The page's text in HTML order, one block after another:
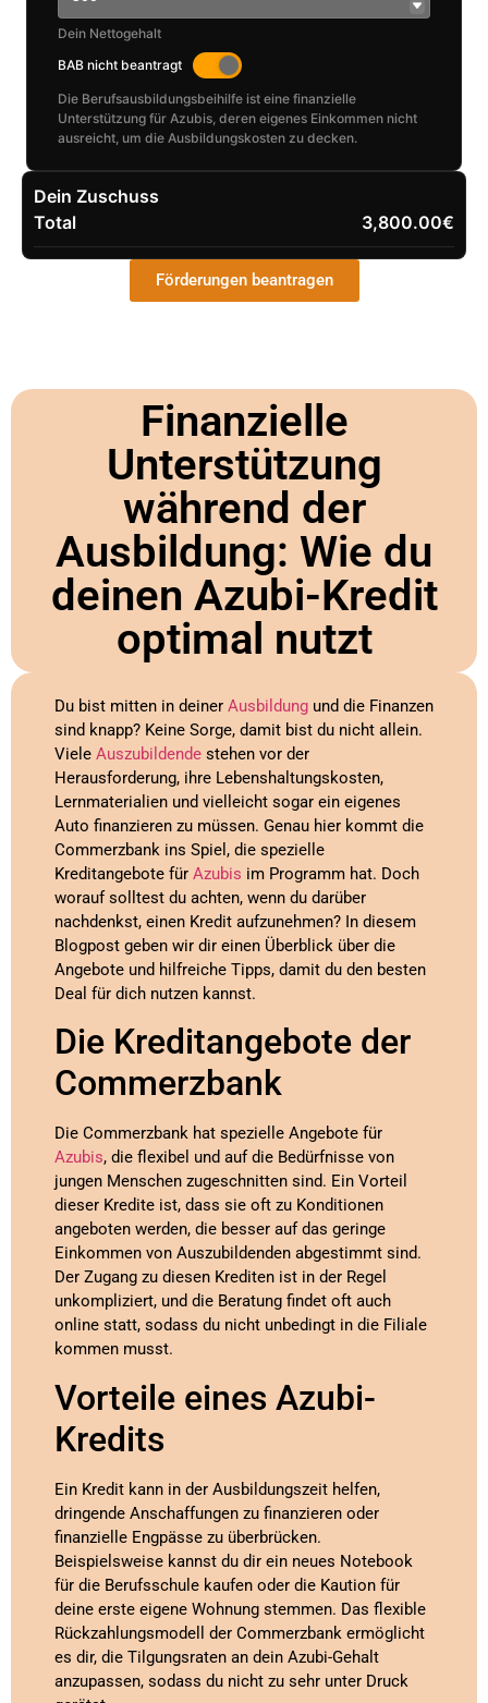
Dein Nettogehalt
BAB nicht beantragt
Die Berufsausbildungsbeihilfe ist eine finanzielle
Unterstützung für Azubis, deren eigenes Einkommen nicht
ausreicht, um die Ausbildungskosten zu decken.
Dein Zuschuss
Total
3,800.00€
Förderungen beantragen
Finanzielle
Unterstützung
während der
Ausbildung: Wie du
deinen Azubi-Kredit
optimal nutzt
Du bist mitten in deiner Ausbildung und die Finanzen
sind knapp? Keine Sorge, damit bist du nicht allein.
Viele Auszubildende stehen vor der
Herausforderung, ihre Lebenshaltungskosten,
Lernmaterialien und vielleicht sogar ein eigenes
Auto finanzieren zu müssen. Genau hier kommt die
Commerzbank ins Spiel, die spezielle
Kreditangebote für Azubis im Programm hat. Doch
worauf solltest du achten, wenn du darüber
nachdenkst, einen Kredit aufzunehmen? In diesem
Blogpost geben wir dir einen Überblick über die
Angebote und hilfreiche Tipps, damit du den besten
Deal für dich nutzen kannst.
Die Kreditangebote der
Commerzbank
Die Commerzbank hat spezielle Angebote für
Azubis, die flexibel und auf die Bedürfnisse von
jungen Menschen zugeschnitten sind. Ein Vorteil
dieser Kredite ist, dass sie oft zu Konditionen
angeboten werden, die besser auf das geringe
Einkommen von Auszubildenden abgestimmt sind.
Der Zugang zu diesen Krediten ist in der Regel
unkompliziert, und die Beratung findet oft auch
online statt, sodass du nicht unbedingt in die Filiale
kommen musst.
Vorteile eines Azubi-
Kredits
Ein Kredit kann in der Ausbildungszeit helfen,
dringende Anschaffungen zu finanzieren oder
finanzielle Engpässe zu überbrücken.
Beispielsweise kannst du dir ein neues Notebook
für die Berufsschule kaufen oder die Kaution für
deine erste eigene Wohnung stemmen. Das flexible
Rückzahlungsmodell der Commerzbank ermöglicht
es dir, die Tilgungsraten an dein Azubi-Gehalt
anzupassen, sodass du nicht zu sehr unter Druck